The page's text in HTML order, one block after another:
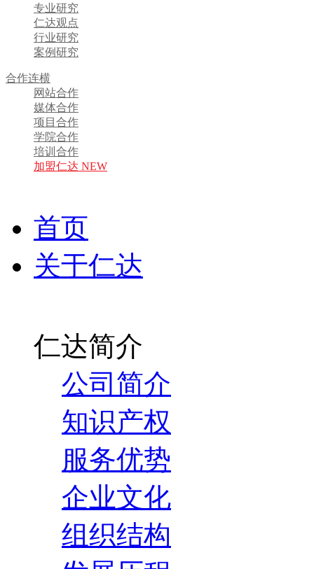
专业研究
仁达观点
行业研究
案例研究
合作连横
网站合作
媒体合作
项目合作
学院合作
培训合作
加盟仁达 NEW
首页
关于仁达
仁达简介
公司简介
知识产权
服务优势
企业文化
组织结构